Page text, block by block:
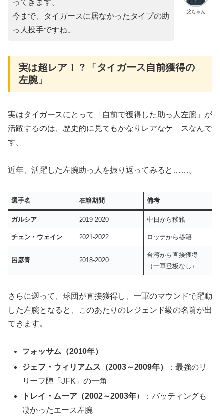
父ちゃん
ってきます。
今まで、タイガースに居なかったタイプの助
っ人投手ですね。
実は超レア！？「タイガース自前獲得の
左腕」
実はタイガースにとって「自前で獲得した助っ人左腕」が
活躍するのは、歴史的に見てもかなりレアなケースなんで
す。
近年、活躍した左腕助っ人を振り返ってみると……。
選手名 在籍期間 備考
ガルシア 2019-2020 中日から移籍
チェン・ウェイン 2021-2022 ロッテから移籍
呂彦青 2018-2020
台湾から直接獲得
（一軍登板なし）
さらに遡って、球団が直接獲得し、一軍のマウンドで躍動
した左腕となると、このあたりのレジェンド級の名前が出
てきます。
フォッサム（2010年）
ジェフ・ウィリアムス（2003～2009年）
：最強のリ
リーフ陣「JFK」の一角
トレイ・ムーア（2002～2003年）
：バッティングも
凄かったエース左腕